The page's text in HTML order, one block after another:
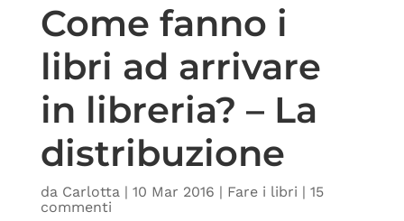
Come fanno i
libri ad arrivare
in libreria? – La
distribuzione
da Carlotta| 10 Mar 2016 | Fare i libri | 15
commenti